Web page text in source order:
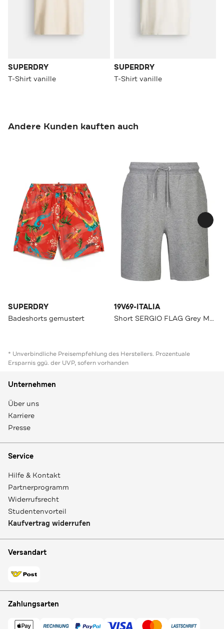
SUPERDRY
T-Shirt vanille
SUPERDRY
T-Shirt vanille
Andere Kunden kauften auch
SUPERDRY
Badeshorts gemustert
19V69-ITALIA
Short SERGIO FLAG Grey Melange Straight
* Unverbindliche Preisempfehlung des Herstellers. Prozentuale
Ersparnis ggü. der UVP, sofern vorhanden
Unternehmen
Über uns
Karriere
Presse
Service
Hilfe & Kontakt
Partnerprogramm
Widerrufsrecht
Studentenvorteil
Kaufvertrag widerrufen
Versandart
Zahlungsarten